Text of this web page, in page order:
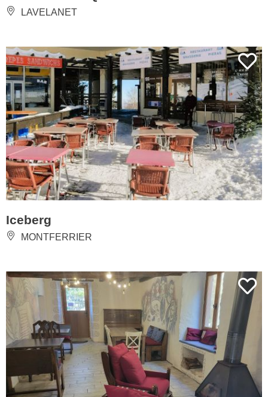
LAVELANET
Iceberg
MONTFERRIER